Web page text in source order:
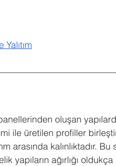
oluşan
ile üretilen profiller
kalınlıktadır. Bu
yapıların ağırlığı oldukça